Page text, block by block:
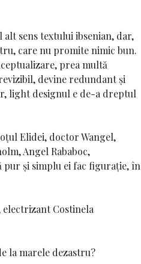
sens textului ibsenian, dar,
care nu promite nimic bun.
prea multă
devine redundant și
light designul e de-a dreptul
Elidei, doctor Wangel,
Angel Rababoc,
pur și simplu ei fac figurație, în
Costinela
la marele dezastru?